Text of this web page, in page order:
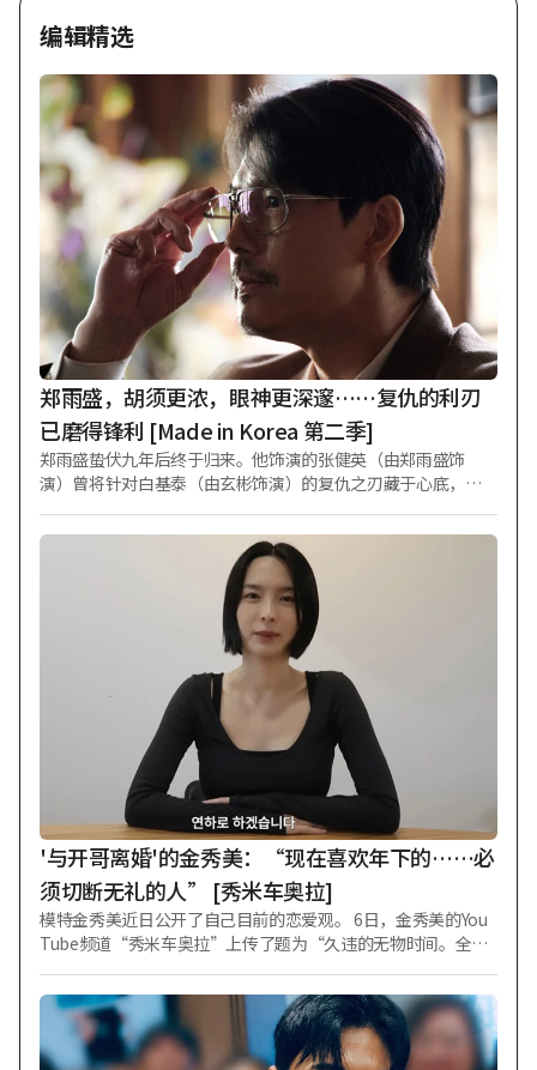
编辑精选
郑雨盛，胡须更浓，眼神更深邃……复仇的利刃
已磨得锋利 [Made in Korea 第二季]
郑雨盛蛰伏九年后终于归来。他饰演的张健英（由郑雨盛饰
演）曾将针对白基泰（由玄彬饰演）的复仇之刃藏于心底，如
第二季》（导演禹民镐）公开了角色剧照，预告“张健英”以
联合搜查本部特任顾问身份回归后的精彩表现。 《Made in Kor
ea 第二季》讲述九年后，怀揣更大欲望、疯狂奔走的“白基
泰”那岌岌可危的旅程，是一部黑色风格剧集。在第二季预告
片发布后引发爆炸性反响之际，该剧又公开了展现郑雨盛强烈
存在感的角色剧照。 从电影《首尔之春》《阿修罗》《王者》
《铁雨1、2》《证人》《狩猎》《保护者》，到电视剧《请告
诉我你爱我》，在诸多风格各异的作品中活跃过的郑雨盛，将
以联合搜查本部特任顾问“张健英”的身份回归。第一季中，
他以近乎疯狂的执念与“白基泰”展开激烈对峙；第二季中，
历经九年时光洗礼的“张健英”将发起反击，试图让一切回到
原点。 此次公开的角色剧照并未展现第一季中因败给“白基
泰”而被剥夺检察官职务、神情苦涩的“张健英”，而是呈现
出更加锐利冷峻的氛围。 浓密的胡须与深邃的眼神中，不仅刻
画出岁月流逝的痕迹，更承载着九年坚守的
'与开哥离婚'的金秀美：“现在喜欢年下的……必
须切断无礼的人” [秀米车奥拉]
模特金秀美近日公开了自己目前的恋爱观。 6日，金秀美的You
Tube频道“秀米车奥拉”上传了题为“久违的无物时间。全部
的多个问题。关于自己的身高和体重，她表示：“身高166厘
米，目前体重47公斤。最近瘦了一点。” 当被问及今年买到的
“宝藏好物”时，她回答是“充电宝”，并提到女儿泰伊（Tae
-i）使用得太频繁导致弄脏了。 "面对无礼地指责他人的人该如